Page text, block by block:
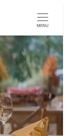
MENU